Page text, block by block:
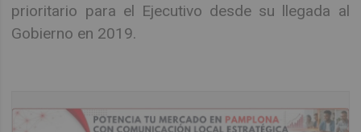
prioritario para el Ejecutivo desde su llegada al
Gobierno en 2019.